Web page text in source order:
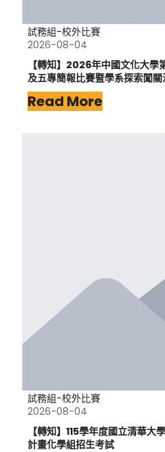
試務組-校外比賽
2026-08-04
【轉知】2026年中國文化大
及五專簡報比賽暨學系探索闖關
Read More
試務組-校外比賽
2026-08-04
【轉知】115學年度國立清華
計畫化學組招生考試